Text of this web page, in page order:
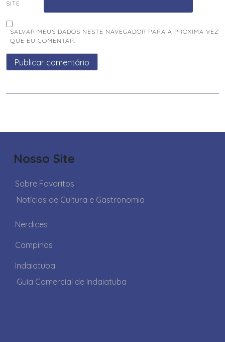
SITE
SALVAR MEUS DADOS NESTE NAVEGADOR PARA A PRÓXIMA VEZ
QUE EU COMENTAR.
Nosso Site
Sobre Favoritos
Notícias de Cultura e Gastronomia
Nerdices
Campinas
Indaiatuba
Guia Comercial de Indaiatuba